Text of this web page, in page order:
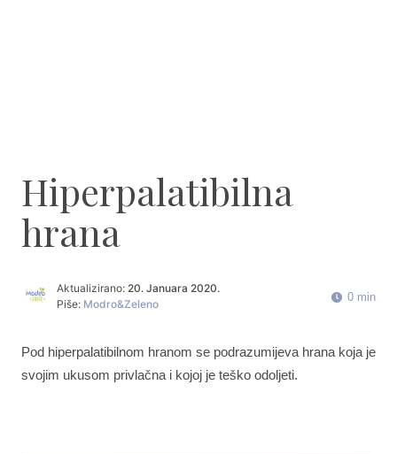
Hiperpalatibilna
hrana
Aktualizirano: 20. Januara 2020.
Piše: Modro&Zeleno
0 min
Pod hiperpalatibilnom hranom se podrazumijeva hrana koja je
svojim ukusom privlačna i kojoj je teško odoljeti.